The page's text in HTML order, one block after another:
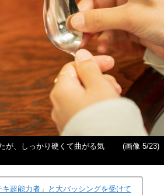
が、しっかり硬くて曲がる気
(画像 5/23)
キ超能力者」と大バッシングを受けて